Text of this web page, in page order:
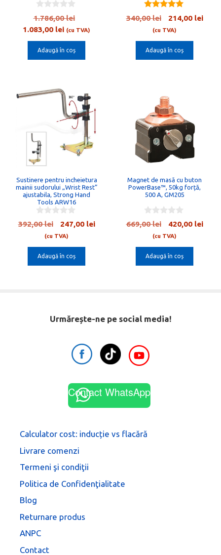
0
o
u
f
5
1.786,00lei
inițial
a
1.083,00 leiPrețul
curent
este:
(cu TVA)
Adaugă în coș
5.00
out of 5
340,00lei
Prețul
inițial
a
fost:
214,00 lei
(cu TVA)
Adaugă în coș
Sustinere pentru incheietura
mainii sudorului „Wrist Rest”
ajustabila, Strong Hand
Tools ARW16
0
o
f
5
392,00lei
Prețul
inițial
a
fost:
247,00 leiPrețul
(cu TVA)
Adaugă în coș
Magnet de masă cu buton
PowerBase™, 50kg forță,
500 A, GM205
0
o
f
5
669,00lei
Prețul
inițial
a
fost:
420,00 lei
(cu TVA)
Adaugă în coș
Urmărește-ne pe social media!
Contact WhatsApp
Calculator cost: inducție vs flacără
Livrare comenzi
Termeni şi condiţii
Politica de Confidenţialitate
Blog
Returnare produs
ANPC
Contact